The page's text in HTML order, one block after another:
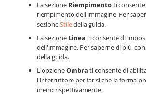
La sezione Riempimentoti
riempimento dell'immagine. Per
sezioneStiledella guida.
La sezione Linea ti consente di
dell'immagine. Per saperne di più,
della guida.
L'opzioneOmbra ti consente di
l'interruttore per far sì che la forma
meno rispettivamente.